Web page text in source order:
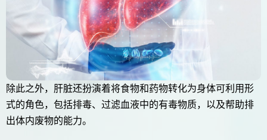
除此之外，肝脏还扮演着将食物和药物转化为身体可利用形
式的角色，包括排毒、过滤血液中的有毒物质，以及帮助排
出体内废物的能力。